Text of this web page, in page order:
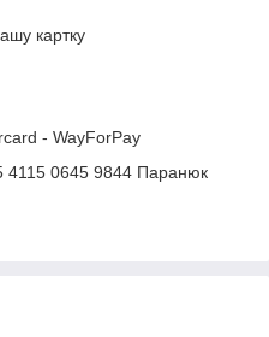
картку
- WayForPay
4115 0645 9844 Паранюк